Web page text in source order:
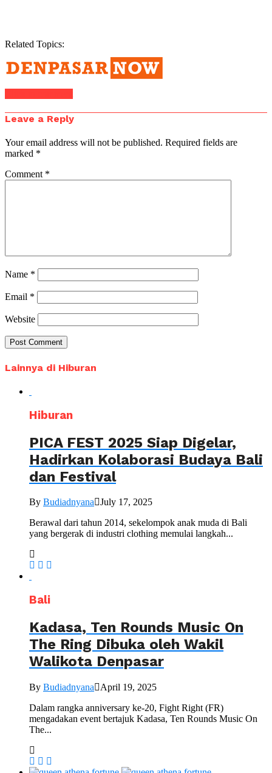
Related Topics:
Leave a Reply
Your email address will not be published. Required fields are
marked *
Comment *
Name *
Email *
Website
Lainnya di Hiburan
Hiburan
PICA FEST 2025 Siap Digelar,
Hadirkan Kolaborasi Budaya Bali
dan Festival
By Budiadnyana July 17, 2025
Berawal dari tahun 2014, sekelompok anak muda di Bali
yang bergerak di industri clothing memulai langkah...
Bali
Kadasa, Ten Rounds Music On
The Ring Dibuka oleh Wakil
Walikota Denpasar
By Budiadnyana
April 19, 2025
Dalam rangka anniversary ke-20, Fight Right (FR)
mengadakan event bertajuk Kadasa, Ten Rounds Music On
The...